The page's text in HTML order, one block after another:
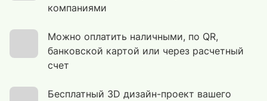
компаниями
Можно оплатить наличными, по QR,
банковской картой или через расчетный
счет
Бесплатный 3D дизайн-проект вашего